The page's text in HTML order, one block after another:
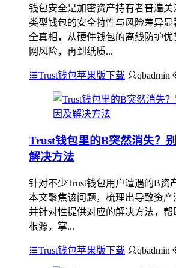
钱包安全是加密资产持有者普遍关
类型钱包的安全特性与风险差异
全真相，从硬件钱包的离线防护
网风险，再到纸质...
Trust钱包苹果版下载 qbadmin
Trust钱包里的B突然消失？
解决方法
针对不少Trust钱包用户遭遇的B资
本文聚焦该问题，梳理出导致资产
并针对性提供对应的解决方法，
根源，掌...
Trust钱包苹果版下载 qbadmin